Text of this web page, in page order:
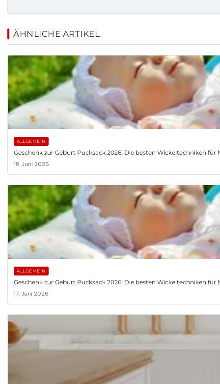
ÄHNLICHE ARTIKEL
ALLGEMEIN
Geschenk zur Geburt Pucksack 2026: Die besten Wickeltechniken für
18. Juni 2026
ALLGEMEIN
Geschenk zur Geburt Pucksack 2026: Die besten Wickeltechniken für
17. Juni 2026